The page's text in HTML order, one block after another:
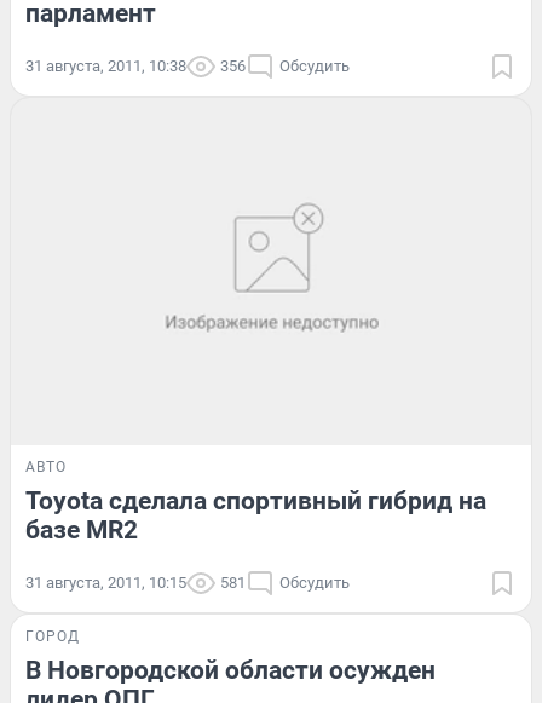
парламент
31 августа, 2011, 10:38 356 Обсудить
АВТО
Toyota сделала спортивный гибрид на
базе MR2
31 августа, 2011, 10:15 581 Обсудить
ГОРОД
В Новгородской области осужден